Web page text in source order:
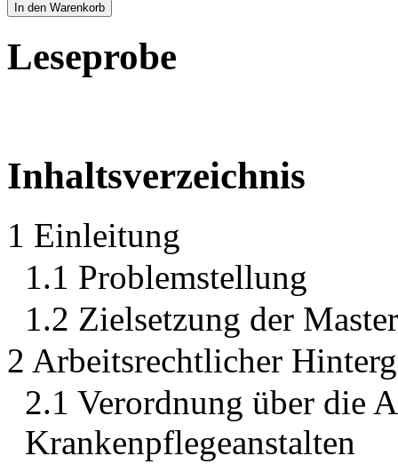
In den Warenkorb
Leseprobe
Inhaltsverzeichnis
1 Einleitung
1.1 Problemstellung
1.2 Zielsetzung der
2 Arbeitsrechtlicher
2.1 Verordnung über die
Krankenpflegeanstalten